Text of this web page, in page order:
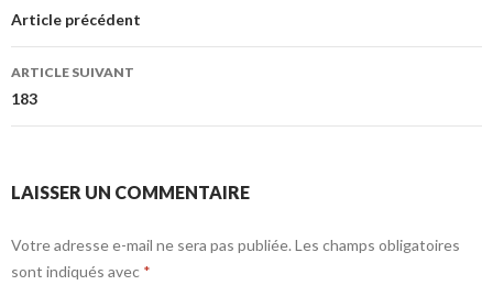
des
articles
Article précédent
ARTICLE SUIVANT
183
LAISSER UN COMMENTAIRE
Votre adresse e-mail ne sera pas publiée. Les champs obligatoires
sont indiqués avec *